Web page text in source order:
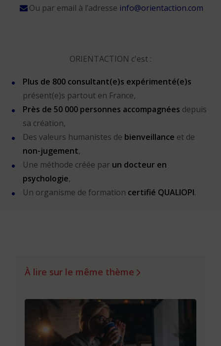
Ou par email à l’adresse info@orientaction.com
ORIENTACTION c'est :
Plus de 800 consultant(e)s expérimenté(e)s
présent(e)s partout en France,
Près de 50 000 personnes accompagnées depuis
sa création,
Des valeurs humanistes de bienveillance et de
non-jugement,
Une méthode créée par un docteur en
psychologie,
Un organisme de formation certifié QUALIOPI.
À lire sur le même thème